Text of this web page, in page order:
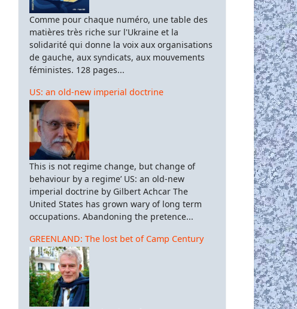
Comme pour chaque numéro, une table des
matières très riche sur l'Ukraine et la
solidarité qui donne la voix aux organisations
de gauche, aux syndicats, aux mouvements
féministes. 128 pages...
US: an old-new imperial doctrine
This is not regime change, but change of
behaviour by a regime’ US: an old-new
imperial doctrine by Gilbert Achcar The
United States has grown wary of long term
occupations. Abandoning the pretence...
GREENLAND: The lost bet of Camp Century